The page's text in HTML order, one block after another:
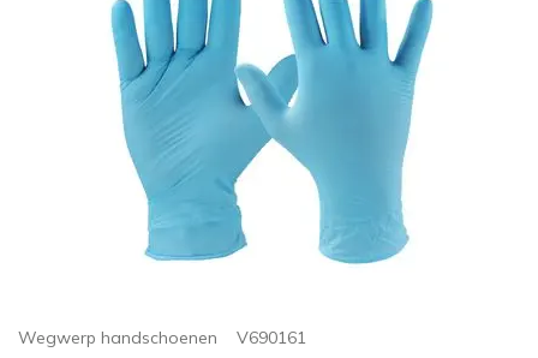
Wegwerp handschoenen V690161